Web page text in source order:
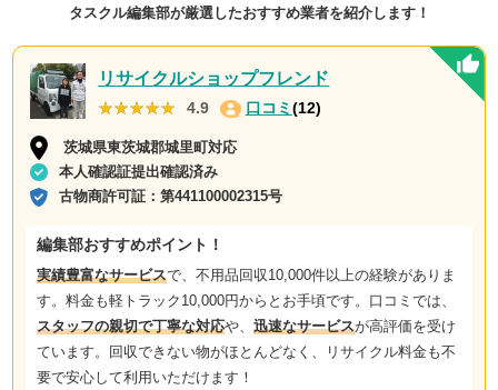
タスクル編集部が厳選したおすすめ業者を紹介します！
リサイクルショップフレンド
★★★★★
★★★★★ 4.9 口コミ (12)
茨城県東茨城郡城里町対応
本人確認証提出確認済み
古物商許可証：第441100002315号
編集部おすすめポイント！
実績豊富なサービスで、不用品回収10,000件以上の経験がありま
す。料金も軽トラック10,000円からとお手頃です。口コミでは、
スタッフの親切で丁寧な対応や、 迅速なサービスが高評価を受け
ています。回収できない物がほとんどなく、リサイクル料金も不
要で安心して利用いただけます！